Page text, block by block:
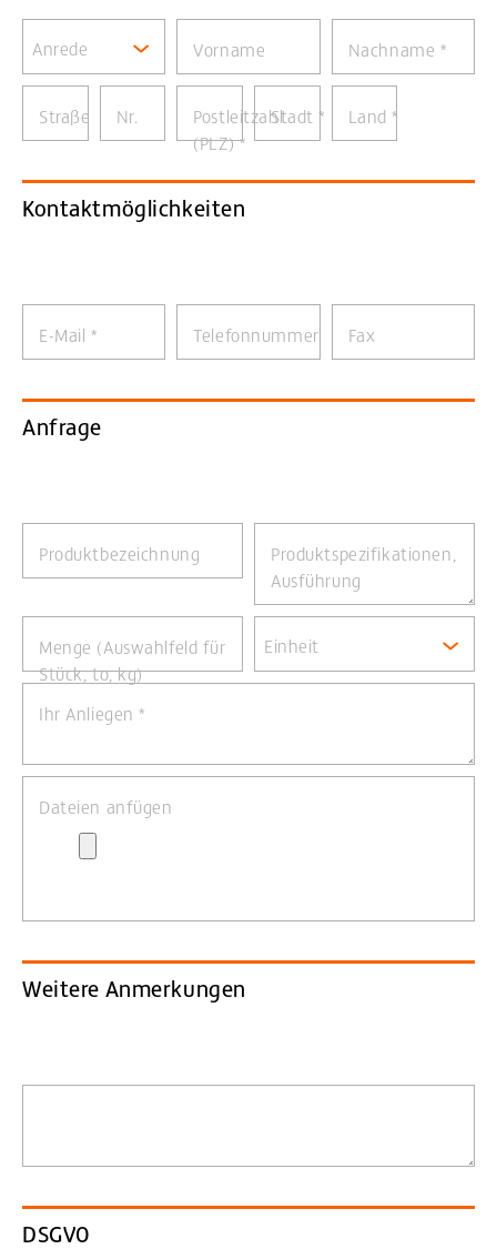
Anrede Vorname Nachname *
Straße Nr.
Postleitzahl
(PLZ)*
Stadt* Land*
Kontaktmöglichkeiten
E-Mail * Telefonnummer Fax
Anfrage
Produktbezeichnung
Produktspezifikationen,
Ausführung
Menge (Auswahlfeld für
Stück, to, kg)
Einheit
Ihr Anliegen*
Dateien anfügen
Weitere Anmerkungen
DSGVO